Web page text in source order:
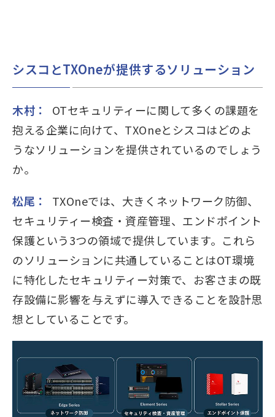
シスコとTXOneが提供するソリューション
木村：
OTセキュリティーに関して多くの課題を
抱える企業に向けて、TXOneとシスコはどのよ
うなソリューションを提供されているのでしょう
か。
松尾：
TXOneでは、大きくネットワーク防御、
セキュリティー検査・資産管理、エンドポイント
保護という3つの領域で提供しています。これら
のソリューションに共通していることはOT環境
に特化したセキュリティー対策で、お客さまの既
存設備に影響を与えずに導入できることを設計思
想としていることです。